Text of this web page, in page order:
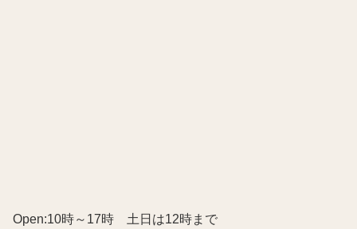
Open:10時～17時 土日は12時まで